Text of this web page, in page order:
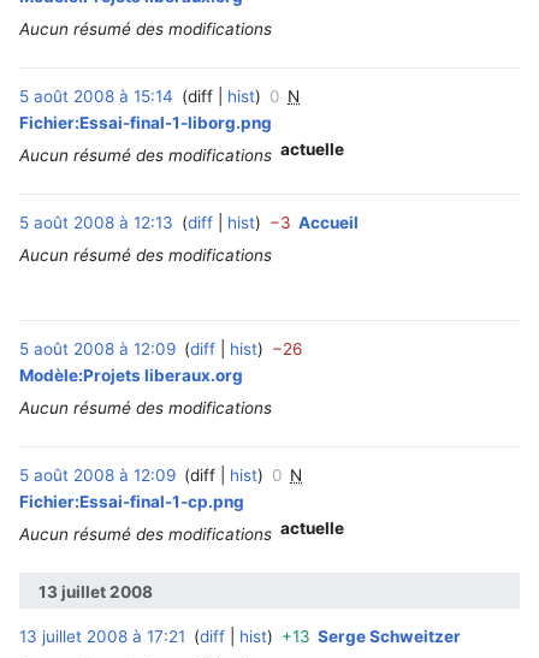
Aucun résumé des modifications
5 août 2008 à 15:14 diff hist 0 N
Fichier:Essai-final-1-liborg.png
Aucun résumé des modifications actuelle
5 août 2008 à 12:13 diff hist −3 Accueil
Aucun résumé des modifications
5 août 2008 à 12:09 diff hist −26
Modèle:Projets liberaux.org
Aucun résumé des modifications
5 août 2008 à 12:09 diff hist 0 N
Fichier:Essai-final-1-cp.png
Aucun résumé des modifications actuelle
13 juillet 2008
13 juillet 2008 à 17:21 diff hist +13 Serge Schweitzer